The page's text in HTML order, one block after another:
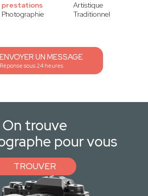
prestations
Photographie
Artistique
Traditionnel
UN MESSAGE
sous 24 heures
On trouve
pour vous
TROUVER